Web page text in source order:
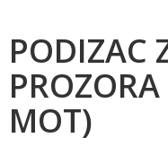
PODIZAC
MOT)